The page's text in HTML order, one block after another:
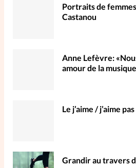
Portraits de
Castanou
Anne Lefèvre:
amour de la
Le j’aime / j’aime
Grandir au travers